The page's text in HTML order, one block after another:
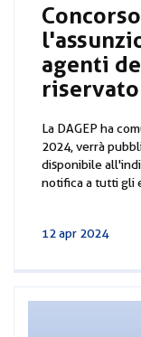
agenti
La DAGEP ha
2024, verrà
disponibile
notifica a tutti gli
12 apr 2024